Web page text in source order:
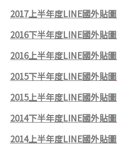
2017上半年度LINE國外貼圖
2016下半年度LINE國外貼圖
2016上半年度LINE國外貼圖
2015下半年度LINE國外貼圖
2015上半年度LINE國外貼圖
2014下半年度LINE國外貼圖
2014上半年度LINE國外貼圖